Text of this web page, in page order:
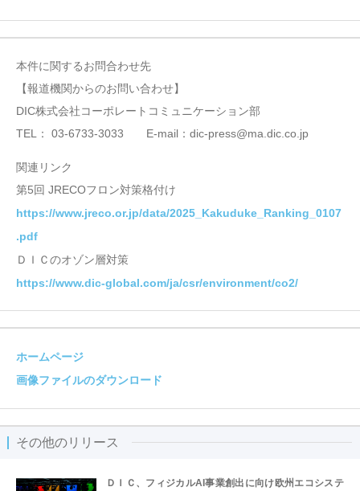
本件に関するお問合わせ先
【報道機関からのお問い合わせ】
DIC株式会社コーポレートコミュニケーション部
TEL： 03-6733-3033 E-mail：dic-press@ma.dic.co.jp
関連リンク
第5回 JRECOフロン対策格付け
https://www.jreco.or.jp/data/2025_Kakuduke_Ranking_0107
.pdf
ＤＩＣのオゾン層対策
https://www.dic-global.com/ja/csr/environment/co2/
ホームページ
画像ファイルのダウンロード
その他のリリース
ＤＩＣ、フィジカルAI事業創出に向け欧州エコシステ